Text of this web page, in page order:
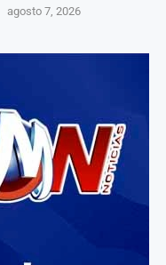
agosto 7, 2026